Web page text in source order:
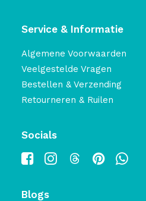
Service & Informatie
Algemene Voorwaarden
Veelgestelde Vragen
Bestellen & Verzending
Retourneren & Ruilen
Socials
Blogs